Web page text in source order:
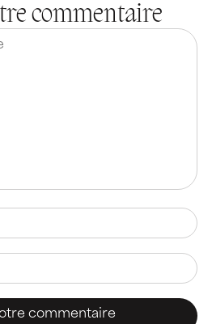
commentaire